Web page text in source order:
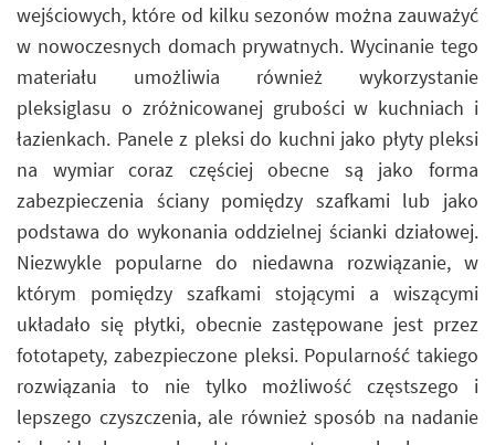
wejściowych, które od kilku sezonów można zauważyć
w nowoczesnych domach prywatnych. Wycinanie tego
materiału umożliwia również wykorzystanie
pleksiglasu o zróżnicowanej grubości w kuchniach i
łazienkach. Panele z pleksi do kuchni jako płyty pleksi
na wymiar coraz częściej obecne są jako forma
zabezpieczenia ściany pomiędzy szafkami lub jako
podstawa do wykonania oddzielnej ścianki działowej.
Niezwykle popularne do niedawna rozwiązanie, w
którym pomiędzy szafkami stojącymi a wiszącymi
układało się płytki, obecnie zastępowane jest przez
fototapety, zabezpieczone pleksi. Popularność takiego
rozwiązania to nie tylko możliwość częstszego i
lepszego czyszczenia, ale również sposób na nadanie